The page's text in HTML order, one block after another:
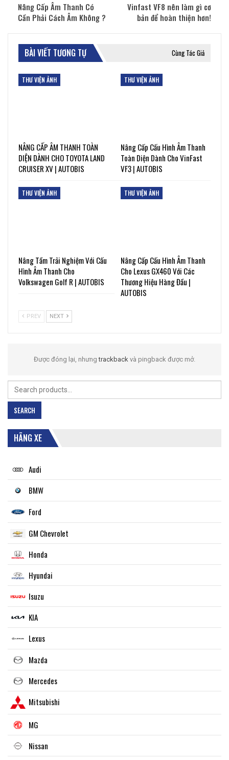
Nâng Cấp Âm Thanh Có
Cần Phải Cách Âm Không ?
Vinfast VF8 nên làm gì cơ
bản để hoàn thiện hơn!
BÀI VIẾT TƯƠNG TỰ Cùng Tác Giả
THƯ VIỆN ẢNH
NÂNG CẤP ÂM THANH TOÀN
DIỆN DÀNH CHO TOYOTA LAND
CRUISER XV | AUTOBIS
THƯ VIỆN ẢNH
Nâng Cấp Cấu Hình Âm Thanh
Toàn Diện Dành Cho VinFast
VF3 | AUTOBIS
THƯ VIỆN ẢNH
Nâng Tầm Trải Nghiệm Với Cấu
Hình Âm Thanh Cho
Volkswagen Golf R | AUTOBIS
THƯ VIỆN ẢNH
Nâng Cấp Cấu Hình Âm Thanh
Cho Lexus GX460 Với Các
Thương Hiệu Hàng Đầu |
AUTOBIS
PREV NEXT
Được đóng lại, nhưngtrackback và pingback được mở.
Search
for:
SEARCH
HÃNG XE
Audi
BMW
Ford
GM Chevrolet
Honda
Hyundai
Isuzu
KIA
Lexus
Mazda
Mercedes
Mitsubishi
MG
Nissan